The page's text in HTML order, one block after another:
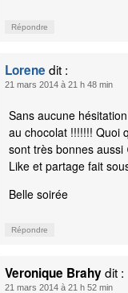
Répondre
Lorene dit :
21 mars 2014 à 21 h 48 min
Sans aucune
au chocolat !!!!!!! Quoi
sont très bonnes aussi
Like et partage fait
Belle soirée
Répondre
Veronique Brahydit :
21 mars 2014 à 21 h 52 min